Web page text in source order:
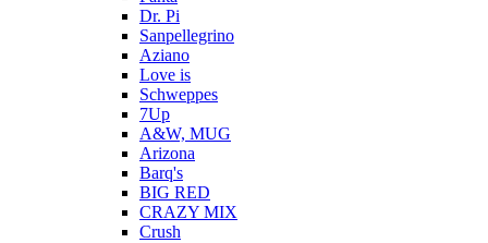
Dr. Pi
Sanpellegrino
Aziano
Love is
Schweppes
7Up
A&W, MUG
Arizona
Barq's
BIG RED
CRAZY MIX
Crush